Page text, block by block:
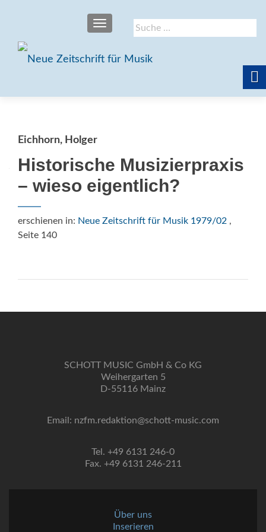
Suche
nach:
SCHALTE NAVIGATION
Eichhorn, Holger
Historische Musizierpraxis
– wieso eigentlich?
erschienen in: Neue Zeitschrift für Musik 1979/02 ,
Seite 140
SCHOTT MUSIC GmbH & Co KG
Weihergarten 5
D-55116 Mainz
Email: nzfm.redaktion@schott-music.com
Tel. +49 6131 246-0
Fax. +49 6131 246-211
Über uns
Inserieren